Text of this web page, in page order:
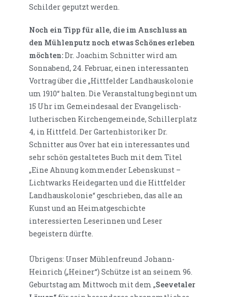
Schilder geputzt werden.
Noch ein Tipp für alle, die im Anschluss an
den Mühlenputz noch etwas Schönes erleben
möchten:Dr. Joachim Schnitter wird am
Sonnabend, 24. Februar, einen interessanten
Vortrag über die „Hittfelder Landhauskolonie
um 1910“ halten. Die Veranstaltung beginnt um
15 Uhr im Gemeindesaal der Evangelisch-
lutherischen Kirchengemeinde, Schillerplatz
4, in Hittfeld. Der Gartenhistoriker Dr.
Schnitter aus Over hat ein interessantes und
sehr schön gestaltetes Buch mit dem Titel
„Eine Ahnung kommender Lebenskunst –
Lichtwarks Heidegarten und die Hittfelder
Landhauskolonie“ geschrieben, das alle an
Kunst und an Heimatgeschichte
interessierten Leserinnen und Leser
begeistern dürfte.
Übrigens: Unser Mühlenfreund Johann-
Heinrich („Heiner“) Schütze ist an seinem 96.
Geburtstag am Mittwoch mit dem „Seevetaler